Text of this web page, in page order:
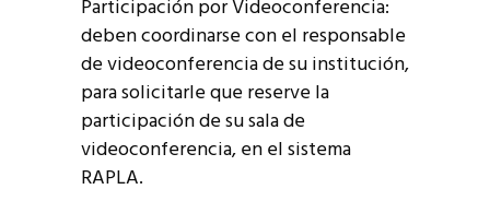
Participación por Videoconferencia:
deben coordinarse con el responsable
de videoconferencia de su institución,
para solicitarle que reserve la
participación de su sala de
videoconferencia, en el sistema
RAPLA.